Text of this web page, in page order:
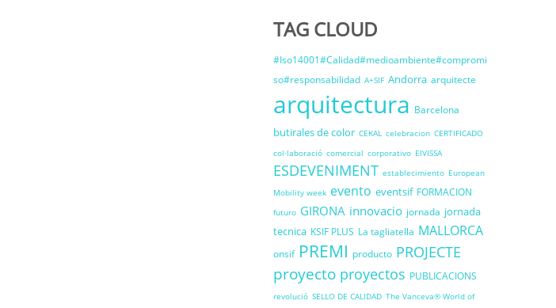
TAG CLOUD
#Iso14001#Calidad#medioambiente#compromi
so#responsabilidad A+SIF Andorra arquitecte
arquitectura Barcelona
butirales de color CEKAL celebracion CERTIFICADO
col·laboració comercial corporativo EIVISSA
ESDEVENIMENT establecimiento European
Mobility week evento eventsif FORMACION
futuro GIRONA innovacio jornada jornada
tecnica KSIF PLUS La tagliatella MALLORCA
onsif PREMI producto PROJECTE
proyecto proyectos PUBLICACIONS
revolució SELLO DE CALIDAD The Vanceva® World of